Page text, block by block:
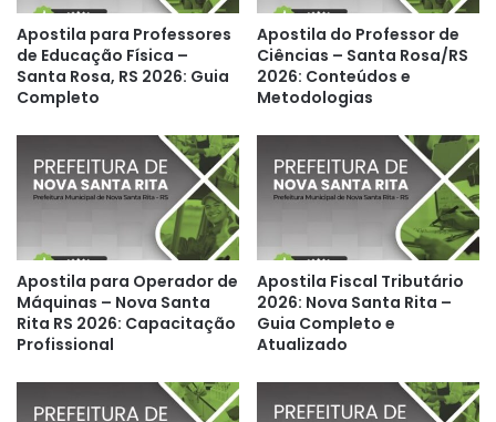
Apostila para Professores
de Educação Física –
Santa Rosa, RS 2026: Guia
Completo
Apostila do Professor de
Ciências – Santa Rosa/RS
2026: Conteúdos e
Metodologias
Apostila para Operador de
Máquinas – Nova Santa
Rita RS 2026: Capacitação
Profissional
Apostila Fiscal Tributário
2026: Nova Santa Rita –
Guia Completo e
Atualizado